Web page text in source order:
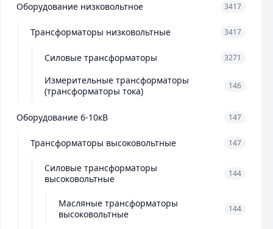
Оборудование низковольтное 3417
Трансформаторы низковольтные 3417
Силовые трансформаторы 3271
Измерительные трансформаторы
(трансформаторы тока)
146
Оборудование 6-10кВ 147
Трансформаторы высоковольтные 147
Силовые трансформаторы
высоковольтные
144
Масляные трансформаторы
высоковольтные
144